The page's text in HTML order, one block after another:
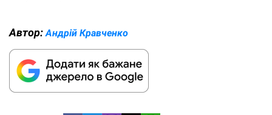
Автор: Андрiй Кравченко